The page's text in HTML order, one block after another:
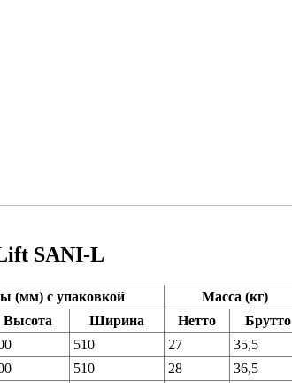
SANI-L
(мм) с упаковкой Масса (кг)
Высота Ширина Нетто
Брутто
510 27 35,5
510 28 36,5